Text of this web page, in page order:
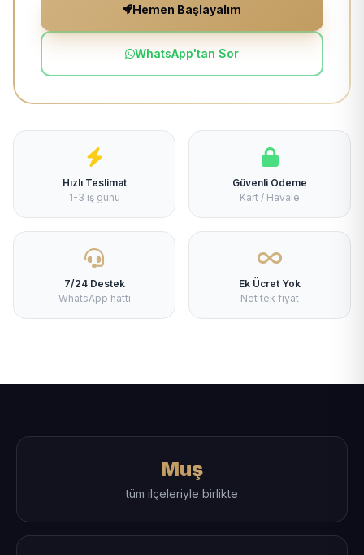
Hemen Başlayalım
WhatsApp'tan Sor
Hızlı Teslimat
1-3 iş günü
Güvenli Ödeme
Kart / Havale
7/24 Destek
WhatsApp hattı
Ek Ücret Yok
Net tek fiyat
Muş
tüm ilçeleriyle birlikte